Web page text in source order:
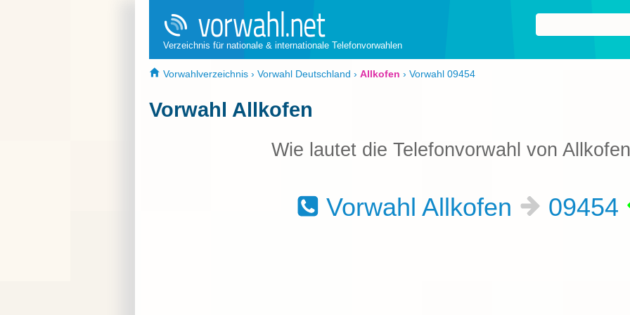
Verzeichnis für nationale & internationale Telefonvorwahlen
Vorwahlverzeichnis › Vorwahl Deutschland › Allkofen › Vorwahl 09454
Vorwahl Allkofen
Wie lautet die Telefonvorwahl von
Vorwahl Allkofen 09454